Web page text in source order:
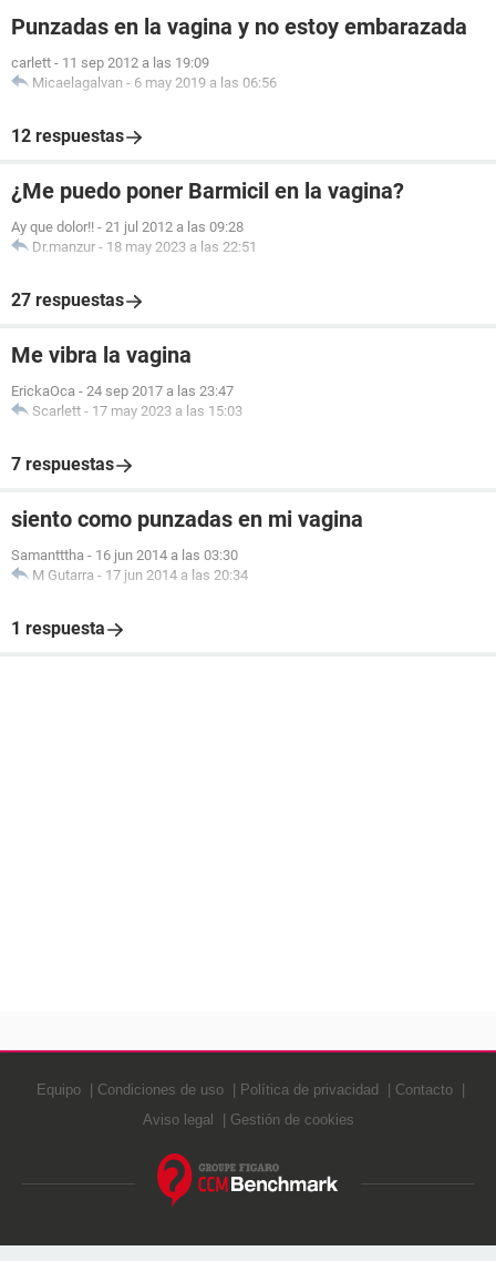
Punzadas en la vagina y no estoy embarazada
carlett - 11 sep 2012 a las 19:09
Micaelagalvan - 6 may 2019 a las 06:56
12 respuestas
¿Me puedo poner Barmicil en la vagina?
Ay que dolor!! - 21 jul 2012 a las 09:28
Dr.manzur - 18 may 2023 a las 22:51
27 respuestas
Me vibra la vagina
ErickaOca - 24 sep 2017 a las 23:47
Scarlett - 17 may 2023 a las 15:03
7 respuestas
siento como punzadas en mi vagina
Samantttha - 16 jun 2014 a las 03:30
M Gutarra - 17 jun 2014 a las 20:34
1 respuesta
Equipo Condiciones de uso Política de privacidad
Contacto
Aviso legal
Gestión de cookies